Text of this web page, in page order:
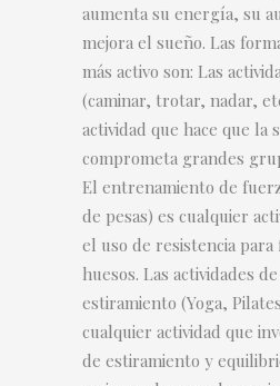
aumenta su energía, su
mejora el sueño. Las
más activo son: Las
(caminar, trotar, nadar,
actividad que hace que la
comprometa grandes
El entrenamiento de
de pesas) es cualquier
el uso de resistencia
huesos. Las actividades
estiramiento (Yoga,
cualquier actividad que
de estiramiento y